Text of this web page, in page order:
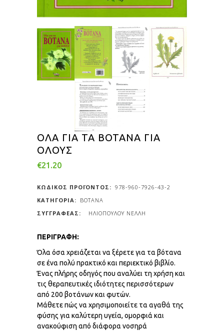
ΟΛΑ ΓΙΑ ΤΑ ΒΟΤΑΝΑ ΓΙΑ
ΟΛΟΥΣ
€21.20
ΚΩΔΙΚΟΣ ΠΡΟΪΟΝΤΟΣ: 978-960-7926-43-2
ΚΑΤΗΓΟΡΙΑ: ΒΟΤΑΝΑ
ΗΛΙΟΠΟΥΛΟΥ ΝΕΛΛΗ
ΠΕΡΙΓΡΑΦΗ:
Όλα όσα χρειάζεται να ξέρετε για τα βότανα
σε ένα πολύ πρακτικό και περιεκτικό βιβλίο.
Ένας πλήρης οδηγός που αναλύει τη χρήση και
τις θεραπευτικές ιδιότητες περισσότερων
από 200 βοτάνων και φυτών.
Μάθετε πώς να χρησιμοποιείτε τα αγαθά της
φύσης για καλύτερη υγεία, ομορφιά και
ανακούφιση από διάφορα νοσηρά